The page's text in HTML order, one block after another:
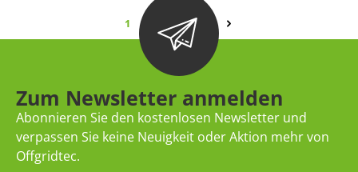
Seite
1 Seite
3 Seite
Zum Newsletter anmelden
Abonnieren Sie den kostenlosen Newsletter und
verpassen Sie keine Neuigkeit oder Aktion mehr von
Offgridtec.